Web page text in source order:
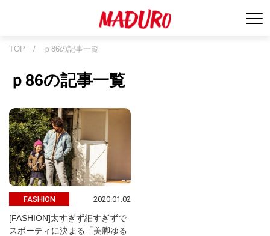
TOP / ｐ86の記事一覧
ｐ86の記事一覧
FASHION 2020.01.02
[FASHION]太すぎず細すぎずで
スポーティに決まる「美脚ゆる